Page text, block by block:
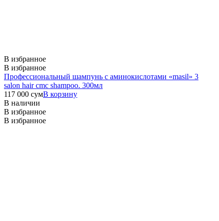
В избранное
В избранное
Профессиональный шампунь с аминокислотами «masil» 3
salon hair cmc shampoo. 300мл
117 000 сумВ корзину
В наличии
В избранное
В избранное